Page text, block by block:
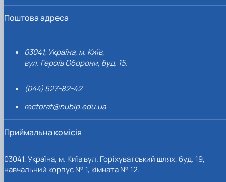
Поштова адреса
03041, Україна, м. Київ,
вул. Героїв Оборони, буд. 15.
(044) 527-82-42
rectorat@nubip.edu.ua
Приймальна комісія
03041, Україна, м. Київ вул. Горіхуватський шлях, буд. 19,
навчальний корпус № 1, кімната № 12.